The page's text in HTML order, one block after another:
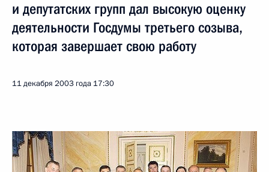
и депутатских групп дал высокую оценку
деятельности Госдумы третьего созыва,
которая завершает свою работу
11 декабря 2003 года 17:30